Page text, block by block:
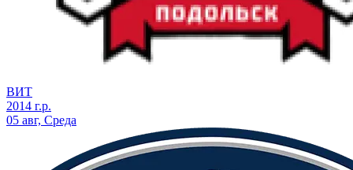
ВИТ
2014 г.р.
05 авг, Среда